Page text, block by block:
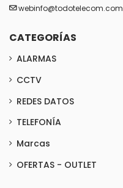
webinfo@todotelecom.com
CATEGORÍAS
ALARMAS
CCTV
REDES DATOS
TELEFONÍA
Marcas
OFERTAS - OUTLET